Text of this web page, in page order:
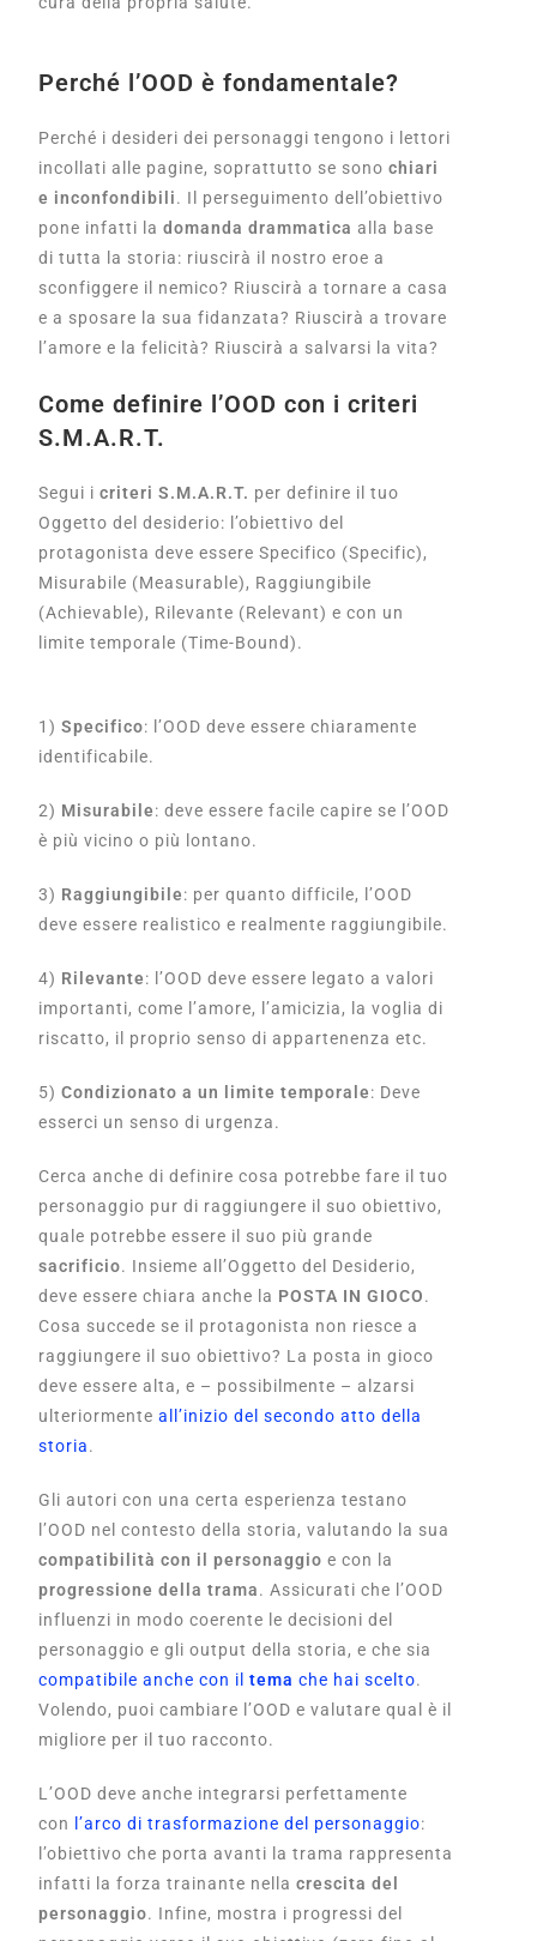
Perché l’OOD è fondamentale?
Perché i desideri dei personaggi tengono i lettori
incollati alle pagine, soprattutto se sonochiari
e inconfondibili. Il perseguimento dell’obiettivo
pone infatti ladomanda drammatica alla base
di tutta la storia: riuscirà il nostro eroe a
sconfiggere il nemico? Riuscirà a tornare a casa
e a sposare la sua fidanzata? Riuscirà a trovare
l’amore e la felicità? Riuscirà a salvarsi la vita?
Come definire l’OOD con i criteri
S.M.A.R.T.
Segui i criteri S.M.A.R.T. per definire il tuo
Oggetto del desiderio: l’obiettivo del
protagonista deve essere Specifico (Specific),
Misurabile (Measurable), Raggiungibile
(Achievable), Rilevante (Relevant) e con un
limite temporale (Time-Bound).
1)Specifico: l’OOD deve essere chiaramente
identificabile.
2) Misurabile: deve essere facile capire se l’OOD
è più vicino o più lontano.
3) Raggiungibile: per quanto difficile, l’OOD
deve essere realistico e realmente raggiungibile.
4) Rilevante: l’OOD deve essere legato a valori
importanti, come l’amore, l’amicizia, la voglia di
riscatto, il proprio senso di appartenenza etc.
5)Condizionato a un limite temporale: Deve
esserci un senso di urgenza.
Cerca anche di definire cosa potrebbe fare il tuo
personaggio pur di raggiungere il suo obiettivo,
quale potrebbe essere il suo più grande
sacrificio. Insieme all’Oggetto del Desiderio,
deve essere chiara anche la POSTA IN GIOCO.
Cosa succede se il protagonista non riesce a
raggiungere il suo obiettivo? La posta in gioco
deve essere alta, e – possibilmente – alzarsi
ulteriormenteall’inizio del secondo atto della
storia.
Gli autori con una certa esperienza testano
l’OOD nel contesto della storia, valutando la sua
compatibilità con il personaggio e con la
progressione della trama.Assicurati che l’OOD
influenzi in modo coerente ledecisioni del
personaggio e gli output della storia, e che sia
compatibile anche con il tema che hai scelto.
Volendo, puoi cambiare l’OOD e valutare qual è il
migliore per il tuo racconto.
L’OOD deve anche integrarsi perfettamente
con
l’arco di trasformazione del personaggio:
l’obiettivo che porta avanti la trama rappresenta
infatti la forza trainante nellacrescita del
personaggio. Infine, mostra i progressi del